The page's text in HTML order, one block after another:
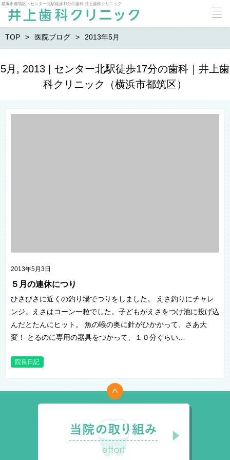
横浜市都筑区・センター北駅徒歩17分の歯科 井上歯科クリニック
TOP 医院ブログ 2013年5月
5月, 2013 | センター北駅徒歩17分の歯科｜井上歯
科クリニック（横浜市都筑区）
2013年5月3日
５月の連休につり
ひさびさに近くの釣り場でつりをしました。 えさ釣りにチャレ
ンジ。えさはコーン一粒でした。子どもがえさをつけ池に投げ込
んだとたんにヒット。 魚の喉の奥に針がひかかって、さあ大
変！ とるのに専用の器具をつかって、１０分ぐらい…
院長日記